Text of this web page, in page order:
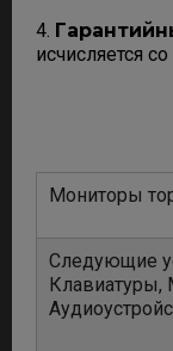
4.
исчисляется
Мониторы
Следующие
Клавиатуры,